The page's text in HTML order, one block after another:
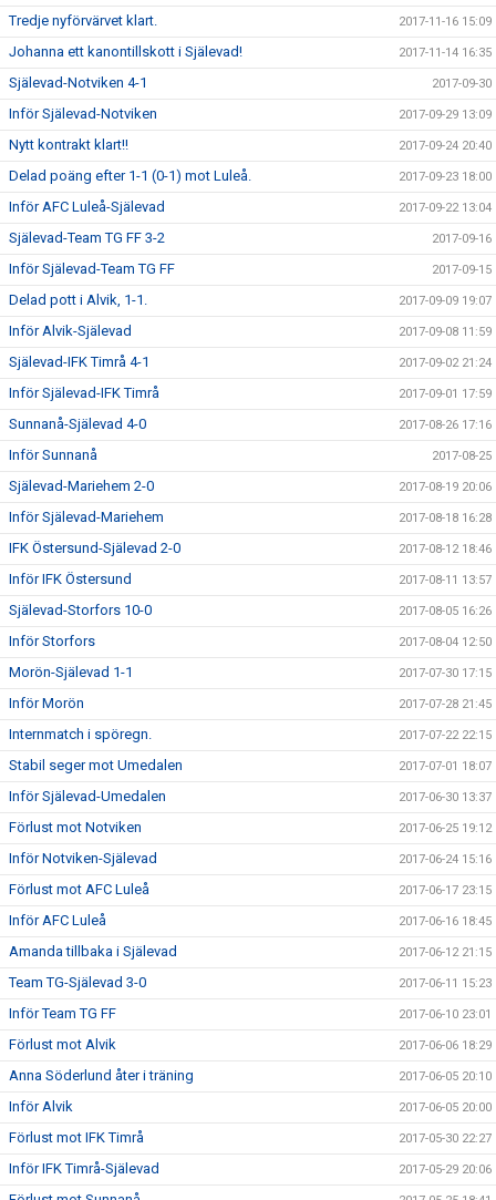
Tredje nyförvärvet klart. 2017-11-16 15:09
Johanna ett kanontillskott i Själevad! 2017-11-14 16:35
Själevad-Notviken 4-1 2017-09-30
Inför Själevad-Notviken 2017-09-29 13:09
Nytt kontrakt klart!! 2017-09-24 20:40
Delad poäng efter 1-1 (0-1) mot Luleå. 2017-09-23 18:00
Inför AFC Luleå-Själevad 2017-09-22 13:04
Själevad-Team TG FF 3-2 2017-09-16
Inför Själevad-Team TG FF 2017-09-15
Delad pott i Alvik, 1-1. 2017-09-09 19:07
Inför Alvik-Själevad 2017-09-08 11:59
Själevad-IFK Timrå 4-1 2017-09-02 21:24
Inför Själevad-IFK Timrå 2017-09-01 17:59
Sunnanå-Själevad 4-0 2017-08-26 17:16
Inför Sunnanå 2017-08-25
Själevad-Mariehem 2-0 2017-08-19 20:06
Inför Själevad-Mariehem 2017-08-18 16:28
IFK Östersund-Själevad 2-0 2017-08-12 18:46
Inför IFK Östersund 2017-08-11 13:57
Själevad-Storfors 10-0 2017-08-05 16:26
Inför Storfors 2017-08-04 12:50
Morön-Själevad 1-1 2017-07-30 17:15
Inför Morön 2017-07-28 21:45
Internmatch i spöregn. 2017-07-22 22:15
Stabil seger mot Umedalen 2017-07-01 18:07
Inför Själevad-Umedalen 2017-06-30 13:37
Förlust mot Notviken 2017-06-25 19:12
Inför Notviken-Själevad 2017-06-24 15:16
Förlust mot AFC Luleå 2017-06-17 23:15
Inför AFC Luleå 2017-06-16 18:45
Amanda tillbaka i Själevad 2017-06-12 21:15
Team TG-Själevad 3-0 2017-06-11 15:23
Inför Team TG FF 2017-06-10 23:01
Förlust mot Alvik 2017-06-06 18:29
Anna Söderlund åter i träning 2017-06-05 20:10
Inför Alvik 2017-06-05 20:00
Förlust mot IFK Timrå 2017-05-30 22:27
Inför IFK Timrå-Själevad 2017-05-29 20:06